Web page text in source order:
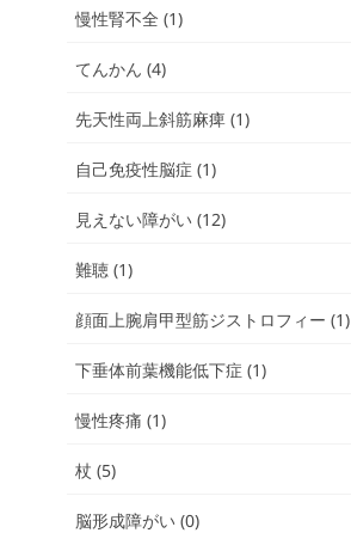
慢性腎不全 (1)
てんかん (4)
先天性両上斜筋麻痺 (1)
自己免疫性脳症 (1)
見えない障がい (12)
難聴 (1)
顔面上腕肩甲型筋ジストロフィー (1)
下垂体前葉機能低下症 (1)
慢性疼痛 (1)
杖 (5)
脳形成障がい (0)